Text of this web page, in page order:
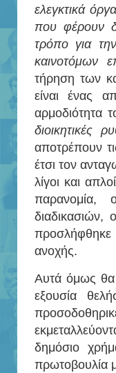
ελεγκτικά
που φέρουν
τρόπο για
καινοτόμων
τήρηση των
είναι ένας
αρμοδιότητα
διοικητικές
αποτρέπουν
έτσι τον
λίγοι και
παρανομία,
διαδικασιών,
προσλήφθηκε
ανοχής.
Αυτά όμως θα
εξουσία
δημόσιο
πρωτοβουλία